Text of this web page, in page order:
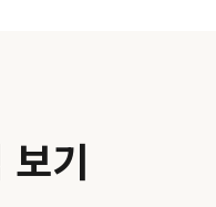
보기